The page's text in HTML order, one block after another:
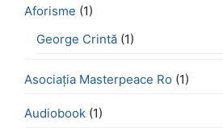
Aforisme (1)
George Crintă (1)
Asociația Masterpeace Ro (1)
Audiobook (1)